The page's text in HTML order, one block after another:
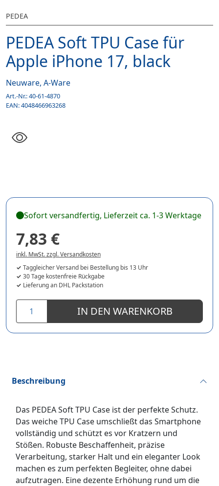
PEDEA
PEDEA Soft TPU Case für
Apple iPhone 17, black
Neuware, A-Ware
Art.-Nr.:40-61-4870
EAN:4048466963268
Sofort versandfertig, Lieferzeit ca. 1-3 Werktage
7,83 €
inkl. MwSt. zzgl. Versandkosten
Taggleicher Versand bei Bestellung bis 13 Uhr
30 Tage kostenfreie Rückgabe
Lieferung an DHL Packstation
IN DEN WARENKORB
Beschreibung
Das PEDEA Soft TPU Case ist der perfekte Schutz.
Das weiche TPU Case umschließt das Smartphone
vollständig und schützt es vor Kratzern und
Stößen. Robuste Beschaffenheit, präzise
Verarbeitung, starker Halt und ein eleganter Look
machen es zum perfekten Begleiter, ohne dabei
aufzutragen. Eine dezente Erhöhung rund um die